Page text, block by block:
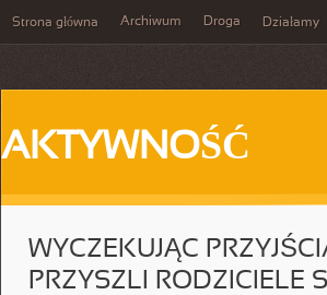
Strona główna Archiwum Droga Działamy
AKTYWNOŚĆ
WYCZEKUJĄC
PRZYSZLI RODZICIELE